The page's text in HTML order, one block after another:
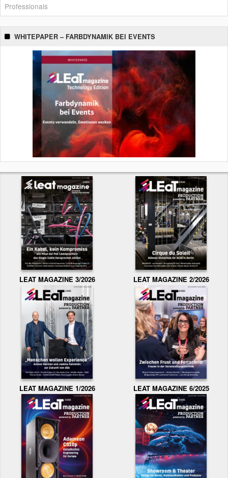
Professionals
WHITEPAPER – FARBDYNAMIK BEI EVENTS
LEAT MAGAZINE 3/2026 LEAT MAGAZINE 2/2026
LEAT MAGAZINE 1/2026 LEAT MAGAZINE 6/2025